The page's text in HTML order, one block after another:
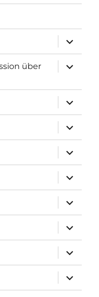
anzeigen
über
anzeigen
anzeigen
anzeigen
anzeigen
anzeigen
anzeigen
anzeigen
anzeigen
anzeigen